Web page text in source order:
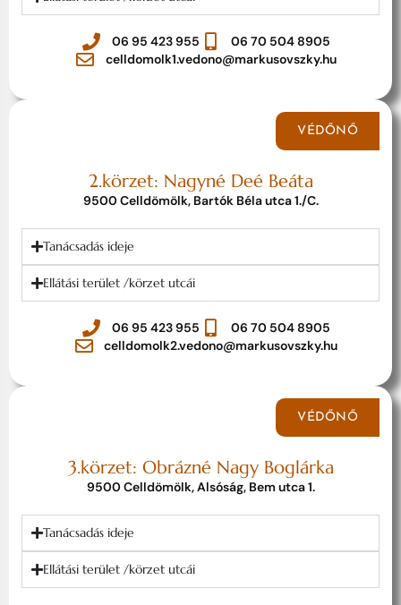
06 95 423 955
06 70 504 8905
celldomolk1.vedono@markusovszky.hu
VÉDŐNŐ
2.körzet: Nagyné Deé Beáta
9500 Celldömölk, Bartók Béla utca 1./C.
Tanácsadás ideje
Ellátási terület /körzet utcái
06 95 423 955
06 70 504 8905
celldomolk2.vedono@markusovszky.hu
VÉDŐNŐ
3.körzet: Obrázné Nagy Boglárka
9500 Celldömölk, Alsóság, Bem utca 1.
Tanácsadás ideje
Ellátási terület /körzet utcái